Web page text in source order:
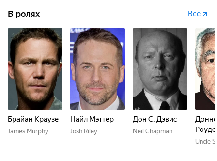
В ролях Все
Брайан Краузе
James Murphy
Найл Мэттер
Josh Riley
Дон С. Дэвис
Neil Chapman
Роудс
Uncle